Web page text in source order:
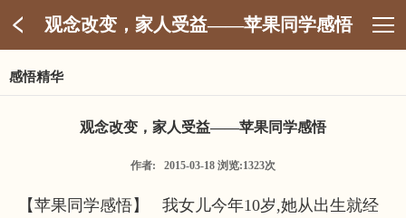
观念改变，家人受益——苹果同学感悟
感悟精华
观念改变，家人受益——苹果同学感悟
作者: 2015-03-18 浏览:1323次
【苹果同学感悟】   我女儿今年10岁,她从出生就经